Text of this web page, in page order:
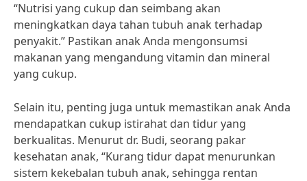
“Nutrisi yang cukup dan seimbang akan
meningkatkan daya tahan tubuh anak terhadap
penyakit.” Pastikan anak Anda mengonsumsi
makanan yang mengandung vitamin dan mineral
yang cukup.
Selain itu, penting juga untuk memastikan anak Anda
mendapatkan cukup istirahat dan tidur yang
berkualitas. Menurut dr. Budi, seorang pakar
kesehatan anak, “Kurang tidur dapat menurunkan
sistem kekebalan tubuh anak, sehingga rentan